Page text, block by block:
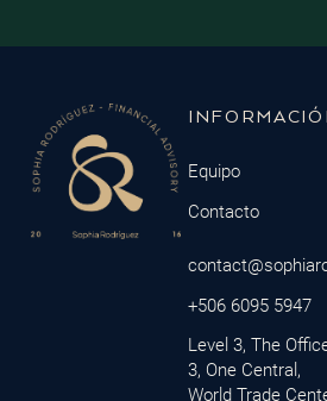
Equipo
Contacto
+506 6095 5947
Level 3, The
3, One Central,
World Trade